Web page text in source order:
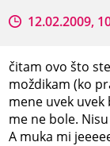
12.02.2009,
čitam ovo što
moždikam (ko
mene uvek
me ne bole.
A muka mi